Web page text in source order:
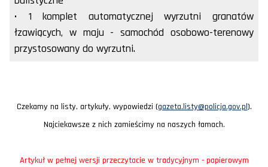
• 1 komplet automatycznej wyrzutni granatów
łzawiących, w maju - samochód osobowo-terenowy
przystosowany do wyrzutni.
Czekamy na listy, artykuły, wypowiedzi (gazeta.listy@policja.gov.pl).
Najciekawsze z nich zamieścimy na naszych łamach.
Artykuł w pełnej wersji przeczytacie w tradycyjnym - papierowym